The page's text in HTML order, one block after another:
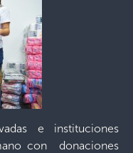
e instituciones
con donaciones